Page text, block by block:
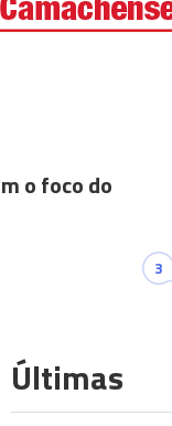
o foco do
3
Últimas